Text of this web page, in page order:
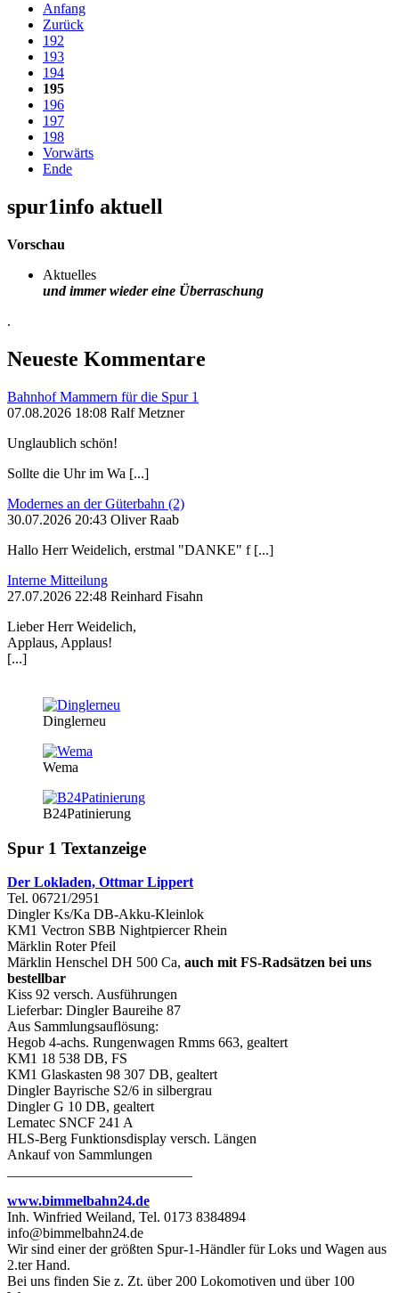
Anfang
Zurück
192
193
194
195
196
197
198
Vorwärts
Ende
spur1info aktuell
Vorschau
Aktuelles
und immer wieder eine Überraschung
.
Neueste Kommentare
Bahnhof Mammern für die Spur 1
07.08.2026 18:08 Ralf Metzner
Unglaublich schön!
Sollte die Uhr im Wa [...]
Modernes an der Güterbahn (2)
30.07.2026 20:43 Oliver Raab
Hallo Herr Weidelich, erstmal "DANKE" f [...]
Interne Mitteilung
27.07.2026 22:48 Reinhard Fisahn
Lieber Herr Weidelich,
Applaus, Applaus!
[...]
Dinglerneu
Wema
B24Patinierung
Spur 1 Textanzeige
Der Lokladen, Ottmar Lippert
Tel. 06721/2951
Dingler Ks/Ka DB-Akku-Kleinlok
KM1 Vectron SBB Nightpiercer Rhein
Märklin Roter Pfeil
Märklin Henschel DH 500 Ca, auch mit FS-Radsätzen bei uns
bestellbar
Kiss 92 versch. Ausführungen
Lieferbar: Dingler Baureihe 87
Aus Sammlungsauflösung:
Hegob 4-achs. Rungenwagen Rmms 663, gealtert
KM1 18 538 DB, FS
KM1 Glaskasten 98 307 DB, gealtert
Dingler Bayrische S2/6 in silbergrau
Dingler G 10 DB, gealtert
Lematec SNCF 241 A
HLS-Berg Funktionsdisplay versch. Längen
Ankauf von Sammlungen
www.bimmelbahn24.de
Inh. Winfried Weiland, Tel. 0173 8384894
info@bimmelbahn24.de
Wir sind einer der größten Spur-1-Händler für Loks und Wagen aus
2.ter Hand.
Bei uns finden Sie z. Zt. über 200 Lokomotiven und über 100